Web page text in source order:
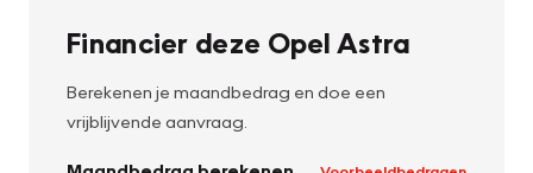
Financier deze Opel Astra
Berekenen je maandbedrag en doe een
vrijblijvende aanvraag.